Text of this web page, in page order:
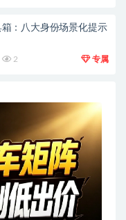
：八大身份场景化提示
2 专属